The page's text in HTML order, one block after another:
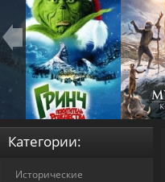
Категории:
Исторические